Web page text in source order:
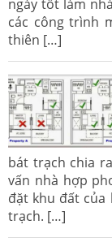
ngày tốt làm
các công trình
thiên […]
bát trạch chia
vấn nhà hợp
đặt khu đất của
trạch. […]